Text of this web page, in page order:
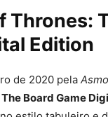
Thrones:
Edition
de 2020 pela
Board Game